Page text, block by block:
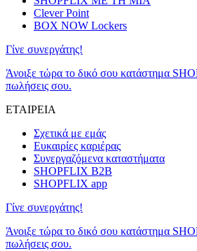
Clever Point
BOX NOW Lockers
Γίνε συνεργάτης!
Άνοιξε τώρα το δικό σου κατάστημα
πωλήσεις σου.
ΕΤΑΙΡΕΙΑ
Σχετικά με εμάς
Ευκαιρίες καριέρας
Συνεργαζόμενα καταστήματα
SHOPFLIX B2B
SHOPFLIX app
Γίνε συνεργάτης!
Άνοιξε τώρα το δικό σου κατάστημα
πωλήσεις σου.